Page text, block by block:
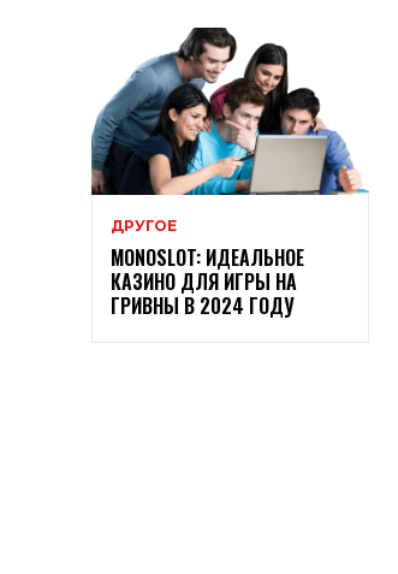
ДРУГОЕ
MONOSLOT: ИДЕАЛЬНОЕ
КАЗИНО ДЛЯ ИГРЫ НА
ГРИВНЫ В 2024 ГОДУ